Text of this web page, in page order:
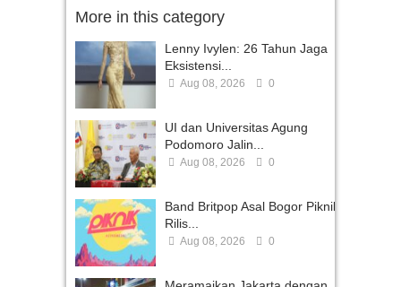
More in this category
Lenny Ivylen: 26 Tahun Jaga
Eksistensi...
Aug 08, 2026 0
UI dan Universitas Agung
Podomoro Jalin...
Aug 08, 2026 0
Band Britpop Asal Bogor Piknik
Rilis...
Aug 08, 2026 0